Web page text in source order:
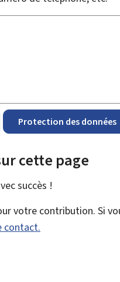
Protection des données
cette page
succès !
votre contribution. Si
contact.